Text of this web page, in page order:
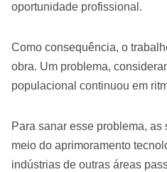
oportunidade profissional.
Como consequência, o
obra. Um problema,
populacional continuou em
Para sanar esse problema,
meio do aprimoramento
indústrias de outras áreas